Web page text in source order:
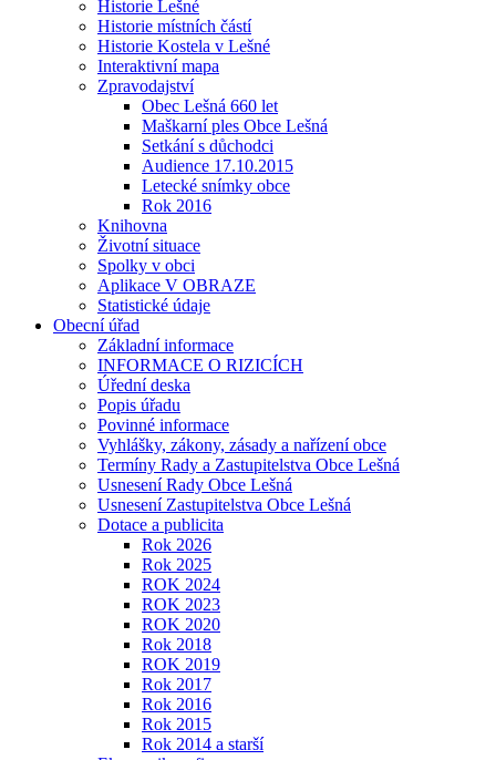
Historie Lešné
Historie místních částí
Historie Kostela v Lešné
Interaktivní mapa
Zpravodajství
Obec Lešná 660 let
Maškarní ples Obce Lešná
Setkání s důchodci
Audience 17.10.2015
Letecké snímky obce
Rok 2016
Knihovna
Životní situace
Spolky v obci
Aplikace V OBRAZE
Statistické údaje
Obecní úřad
Základní informace
INFORMACE O RIZICÍCH
Úřední deska
Popis úřadu
Povinné informace
Vyhlášky, zákony, zásady a nařízení obce
Termíny Rady a Zastupitelstva Obce Lešná
Usnesení Rady Obce Lešná
Usnesení Zastupitelstva Obce Lešná
Dotace a publicita
Rok 2026
Rok 2025
ROK 2024
ROK 2023
ROK 2020
Rok 2018
ROK 2019
Rok 2017
Rok 2016
Rok 2015
Rok 2014 a starší